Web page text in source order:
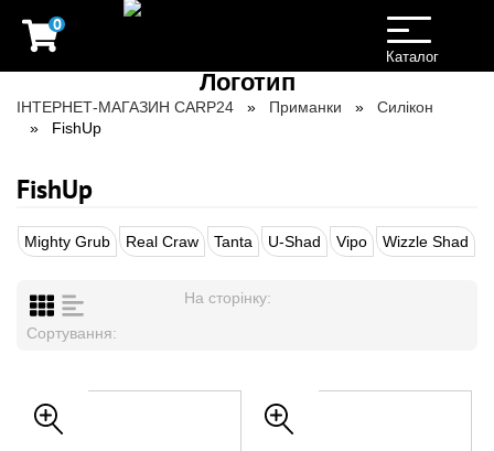
0
Toggle
navigation
Каталог
ІНТЕРНЕТ-МАГАЗИН CARP24 Приманки
Силікон
FishUp
FishUp
Mighty Grub Real Craw Tanta U-Shad Vipo Wizzle Shad
На сторінку:
Сортування: